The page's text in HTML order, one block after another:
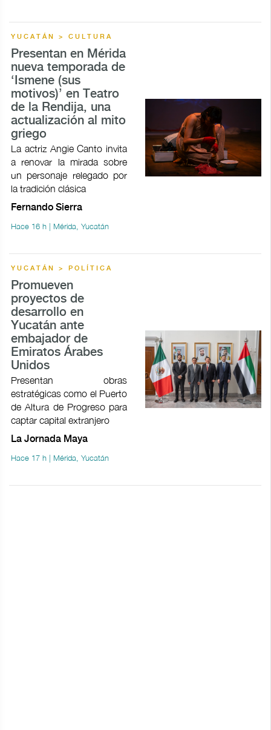
YUCATÁN > CULTURA
Presentan en Mérida
nueva temporada de
‘Ismene (sus
motivos)’ en Teatro
de la Rendija, una
actualización al mito
griego
La actriz Angie Canto invita
a renovar la mirada sobre
un personaje relegado por
la tradición clásica
Fernando Sierra
Hace 16 h | Mérida, Yucatán
YUCATÁN > POLÍTICA
Promueven
proyectos de
desarrollo en
Yucatán ante
embajador de
Emiratos Árabes
Unidos
Presentan obras
estratégicas como el Puerto
de Altura de Progreso para
captar capital extranjero
La Jornada Maya
Hace 17 h | Mérida, Yucatán